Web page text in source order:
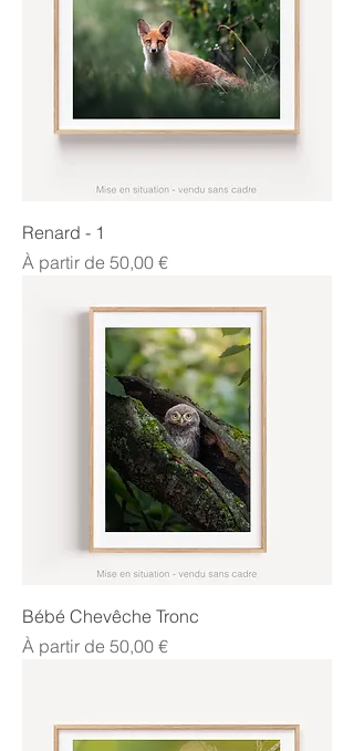
Renard - 1
À partir de 50,00 €
Prix promotionnel
Bébé Chevêche Tronc
À partir de 50,00 €
Prix promotionnel